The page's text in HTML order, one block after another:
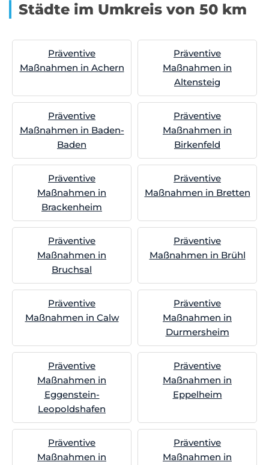
Städte im Umkreis von 50 km
Präventive
Maßnahmen in Achern
Präventive
Maßnahmen in
Altensteig
Präventive
Maßnahmen in Baden-
Baden
Präventive
Maßnahmen in
Birkenfeld
Präventive
Maßnahmen in
Brackenheim
Präventive
Maßnahmen in Bretten
Präventive
Maßnahmen in
Bruchsal
Präventive
Maßnahmen in Brühl
Präventive
Maßnahmen in Calw
Präventive
Maßnahmen in
Durmersheim
Präventive
Maßnahmen in
Eggenstein-
Leopoldshafen
Präventive
Maßnahmen in
Eppelheim
Präventive
Maßnahmen in
Präventive
Maßnahmen in